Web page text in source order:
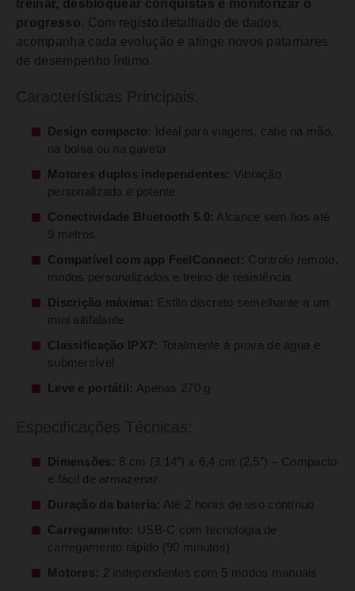
treinar, desbloquear conquistas e monitorizar o
progresso. Com registo detalhado de dados,
acompanha cada evolução e atinge novos patamares
de desempenho íntimo.
Características Principais:
Design compacto:
Ideal para viagens, cabe na mão,
na bolsa ou na gaveta
Motores duplos independentes: Vibração
personalizada e potente
Conectividade Bluetooth 5.0: Alcance sem fios até
9 metros
Compatível com app FeelConnect: Controlo remoto,
modos personalizados e treino de resistência
Discrição máxima: Estilo discreto semelhante a um
mini altifalante
Classificação IPX7: Totalmente à prova de água e
submersível
Leve e portátil: Apenas 270 g
Especificações Técnicas:
Dimensões: 8 cm (3,14”) x 6,4 cm (2,5”) – Compacto
e fácil de armazenar
Duração da bateria: Até 2 horas de uso contínuo
Carregamento:
USB-C com tecnologia de
carregamento rápido (90 minutos)
Motores: 2 independentes com 5 modos manuais